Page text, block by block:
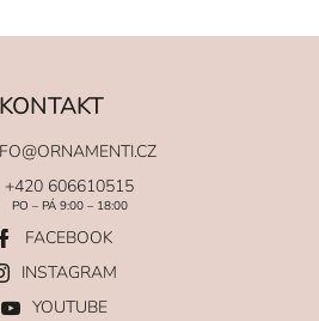
KONTAKT
@ORNAMENTI.CZ
+420 606610515
PO – PÁ 9:00 – 18:00
FACEBOOK
INSTAGRAM
YOUTUBE